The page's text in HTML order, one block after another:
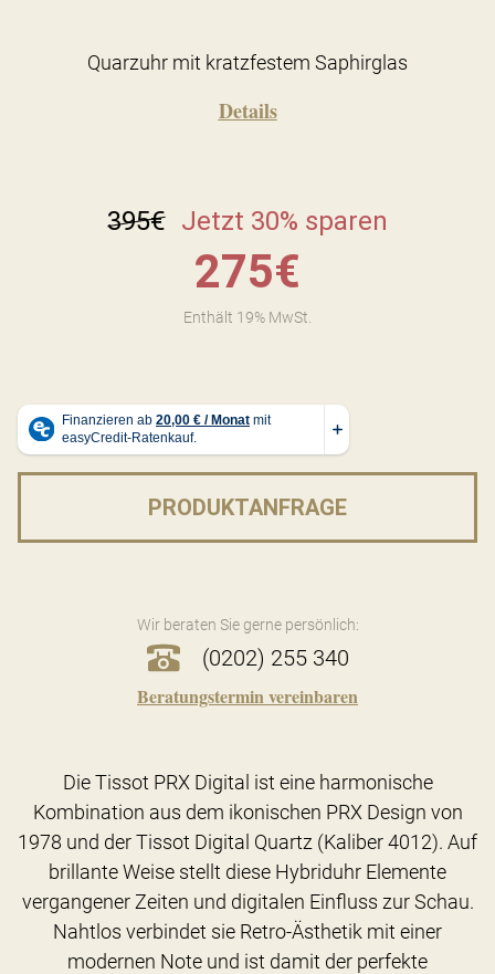
Quarzuhr mit kratzfestem Saphirglas
Details
395€ Jetzt 30% sparen
275€
Enthält 19% MwSt.
PRODUKTANFRAGE
Wir beraten Sie gerne persönlich:
(0202) 255 340
Beratungstermin vereinbaren
Die Tissot PRX Digital ist eine harmonische
Kombination aus dem ikonischen PRX Design von
1978 und der Tissot Digital Quartz (Kaliber 4012). Auf
brillante Weise stellt diese Hybriduhr Elemente
vergangener Zeiten und digitalen Einfluss zur Schau.
Nahtlos verbindet sie Retro-Ästhetik mit einer
modernen Note und ist damit der perfekte